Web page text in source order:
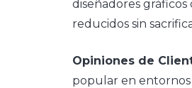
diseñadores
reducidos sin
Opiniones de
popular en entornos